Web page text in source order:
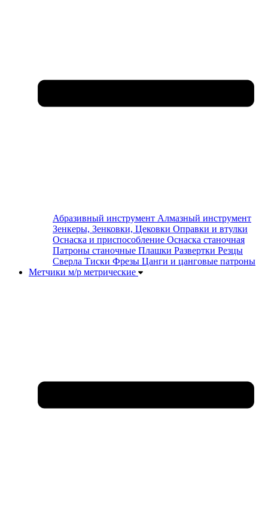
Абразивный инструмент Алмазный инструмент
Зенкеры, Зенковки, Цековки Оправки и втулки
Оснаска и приспособление Оснаска станочная
Патроны станочные Плашки Развертки Резцы
Сверла Тиски Фрезы Цанги и цанговые патроны
Метчики м/р метрические